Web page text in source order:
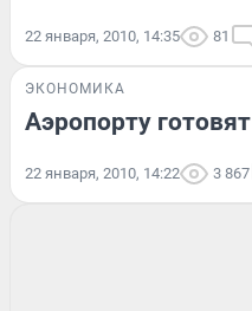
22 января, 2010, 14:35 81
ЭКОНОМИКА
Аэропорту
22 января, 2010, 14:22 3 867